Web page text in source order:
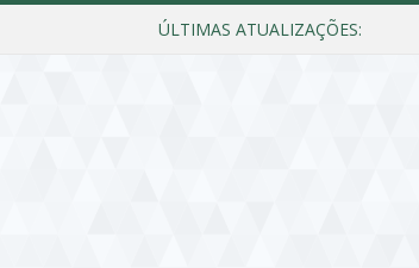
ÚLTIMAS ATUALIZAÇÕES: